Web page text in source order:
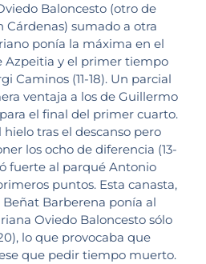
Baloncesto (otro de
Cárdenas) sumado a otra
ponía la máxima en el
Azpeitia y el primer tiempo
Caminos (11-18). Un parcial
ventaja a los de Guillermo
el final del primer cuarto.
tras el descanso pero
los ocho de diferencia (13-
fuerte al parqué Antonio
puntos. Esta canasta,
Barberena ponía al
Oviedo Baloncesto sólo
lo que provocaba que
que pedir tiempo muerto.